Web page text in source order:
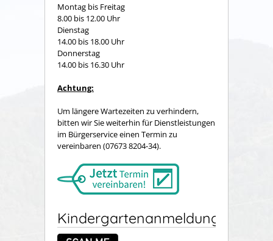
Montag bis Freitag
8.00 bis 12.00 Uhr
Dienstag
14.00 bis 18.00 Uhr
Donnerstag
14.00 bis 16.30 Uhr
Achtung:
Um längere Wartezeiten zu verhindern,
bitten wir Sie weiterhin für Dienstleistungen
im Bürgerservice einen Termin zu
vereinbaren (07673 8204-34).
Kindergartenanmeldung